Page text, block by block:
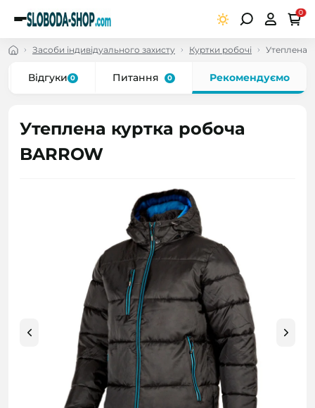
0
Засоби індивідуального захисту Куртки робочі Утеплена
Відгуки 0 Питання 0 Рекомендуємо
Утеплена куртка робоча
BARROW